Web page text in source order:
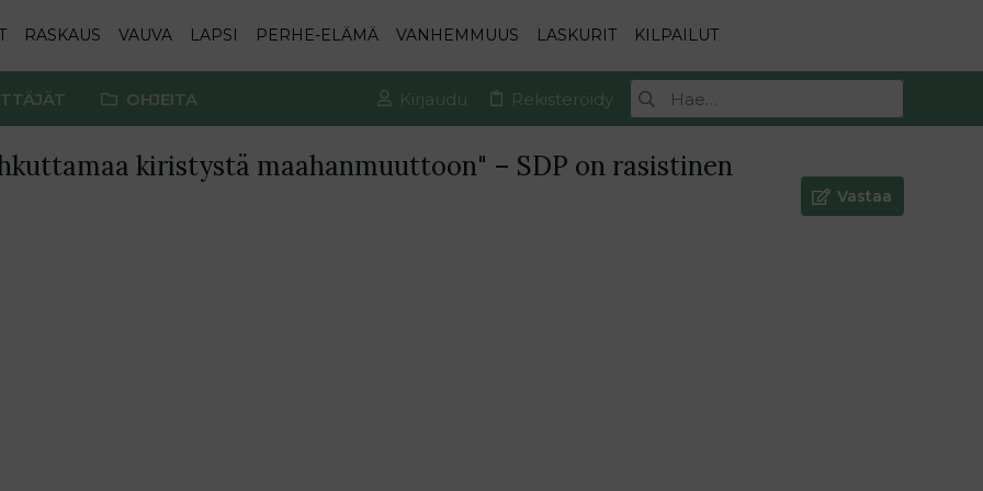
RASKAUS VAUVA LAPSI PERHE-ELÄMÄ VANHEMMUUS LASKURIT KILPAILUT
OHJEITA Kirjaudu Rekisteröidy
kiristystä maahanmuuttoon" – SDP on rasistinen
Vastaa